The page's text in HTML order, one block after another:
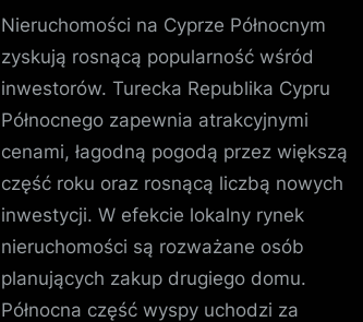
Nieruchomości na Cyprze Północnym
zyskują rosnącą popularność wśród
inwestorów. Turecka Republika Cypru
Północnego zapewnia atrakcyjnymi
cenami, łagodną pogodą przez większą
część roku oraz rosnącą liczbą nowych
inwestycji. W efekcie lokalny rynek
nieruchomości są rozważane osób
planujących zakup drugiego domu.
Północna część wyspy uchodzi za